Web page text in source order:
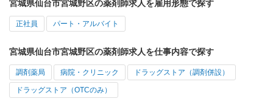
宮城県仙台市宮城野区の薬剤師求人を雇用形態で探す
正社員 パート・アルバイト
宮城県仙台市宮城野区の薬剤師求人を仕事内容で探す
調剤薬局 病院・クリニック ドラッグストア（調剤併設）
ドラッグストア（OTCのみ）